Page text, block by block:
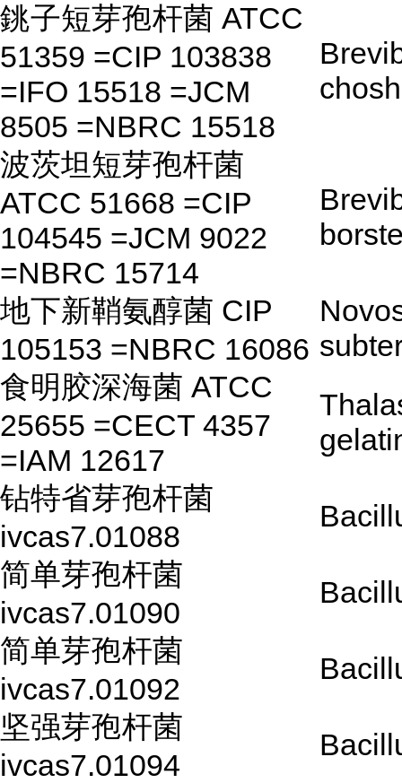
銚子短芽孢杆菌 ATCC
51359 =CIP 103838
=IFO 15518 =JCM
8505 =NBRC 15518
波茨坦短芽孢杆菌
ATCC 51668 =CIP
104545 =JCM 9022
=NBRC 15714
地下新鞘氨醇菌 CIP
105153 =NBRC 16086
食明胶深海菌 ATCC
25655 =CECT 4357
=IAM 12617
钻特省芽孢杆菌
ivcas7.01088
简单芽孢杆菌
ivcas7.01090
简单芽孢杆菌
ivcas7.01092
坚强芽孢杆菌
ivcas7.01094